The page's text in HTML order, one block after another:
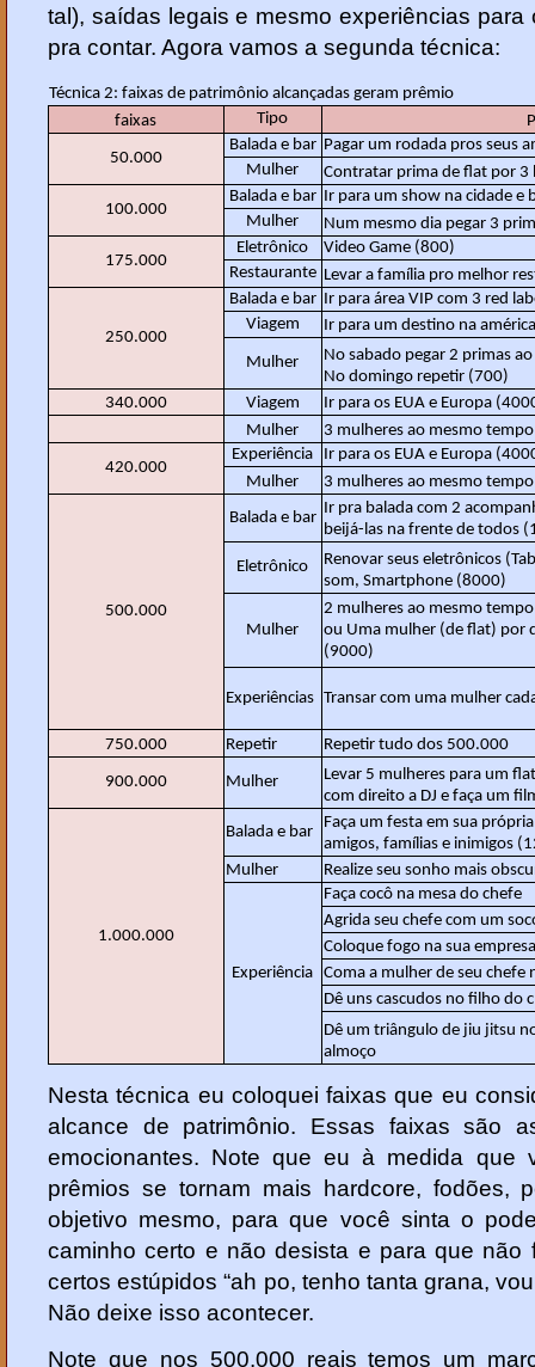
tal), saídas legais e mesmo experiências para
pra contar. Agora vamos a segunda técnica:
Técnica 2: faixas de patrimônio alcançadas geram prêmio
faixas
Tipo
50.000
Balada e bar Pagar um rodada pros seus
Mulher
Contratar prima de flat por 3
100.000
Balada e bar Ir para um show na cidade e
Mulher
Num mesmo dia pegar 3
175.000
Eletrônico
Video Game (800)
Restaurante Levar a família pro melhor
250.000
Balada e bar Ir para área VIP com 3 red
Viagem
Ir para um destino na
Mulher
No sabado pegar 2 primas
No domingo repetir (700)
340.000
Viagem
Ir para os EUA e Europa
Mulher
3 mulheres ao mesmo
420.000
Experiência
Ir para os EUA e Europa
Mulher
3 mulheres ao mesmo
500.000
Balada e bar
Ir pra balada com 2
beijá-las na frente de todos
Eletrônico
Renovar seus eletrônicos
som, Smartphone (8000)
Mulher
2 mulheres ao mesmo
ou Uma mulher (de flat) por
(9000)
Experiências Transar com uma mulher
750.000 Repetir Repetir tudo dos 500.000
900.000 Mulher
Levar 5 mulheres para um
com direito a DJ e faça um
1.000.000
Balada e bar
Faça um festa em sua
amigos, famílias e inimigos
Mulher
Realize seu sonho mais
Experiência
Faça cocô na mesa do chefe
Agrida seu chefe com um
Coloque fogo na sua empresa
Coma a mulher de seu chefe
Dê uns cascudos no filho do
Dê um triângulo de jiu jitsu
almoço
Nesta técnica eu coloquei faixas que eu
alcance de patrimônio. Essas faixas são
emocionantes. Note que eu à medida que
prêmios se tornam mais hardcore, fodões,
objetivo mesmo, para que você sinta o
caminho certo e não desista e para que não
certos estúpidos “ah po, tenho tanta grana,
Não deixe isso acontecer.
Note que nos 500.000 reais temos um